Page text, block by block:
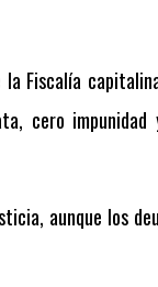
Fiscalía
cero impunidad
aunque los